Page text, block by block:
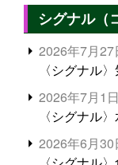
シグナル（
2026年7月27
〈シグナル
2026年7月1日
〈シグナル
2026年6月30